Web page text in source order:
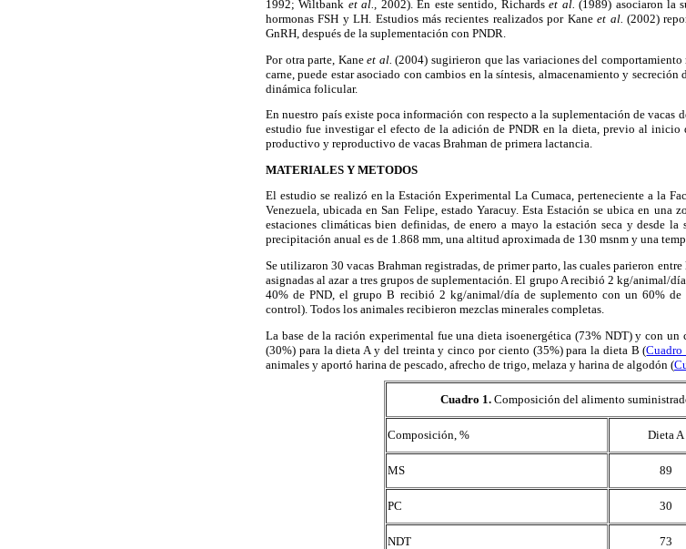
1992; Wiltbank et al., 2002). En este sentido, Richardset al.(1989) asociaron la
hormonas FSH y LH. Estudios más recientes realizados por Kaneet al. (2002)
GnRH, después de la suplementación con PNDR.
Por otra parte, Kaneet al.(2004) sugirieron que las variaciones del
carne, puede estar asociado con cambios en la síntesis, almacenamiento y
dinámica folicular.
En nuestro país existe poca información con respecto a la suplementación de vacas
estudio fue investigar el efecto de la adición de PNDR en la dieta, previo al inicio
productivo y reproductivo de vacas Brahman de primera lactancia.
MATERIALES Y METODOS
El estudio se realizó en la Estación Experimental La Cumaca, perteneciente a la
Venezuela, ubicada en San Felipe, estado Yaracuy. Esta Estación se ubica en una
estaciones climáticas bien definidas, de enero a mayo la estación seca y desde
precipitación anual es de 1.868 mm, una altitud aproximada de 130 msnm y una
Se utilizaron 30 vacas Brahman registradas, de primer parto, las cuales parieron
asignadas al azar a tres grupos de suplementación. El grupo A recibió 2 kg/animal/
40% de PND, el grupo B recibió 2 kg/animal/día de suplemento con un 60%
control). Todos los animales recibieron mezclas minerales completas.
La base de la ración experimental fue una dieta isoenergética (73% NDT) y con
(30%) para la dieta A y del treinta y cinco por ciento (35%) para la dieta B (Cuadro
animales y aportó harina de pescado, afrecho de trigo, melaza y harina de algodón (
Cuadro 1. Composición del alimento
Composición, % Dieta A
MS 89
PC 30
NDT 73